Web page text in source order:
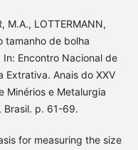
M.A., LOTTERMANN,
tamanho de bolha
Encontro Nacional de
Extrativa. Anais do XXV
Minérios e Metalurgia
Brasil. p. 61-69.
for measuring the size